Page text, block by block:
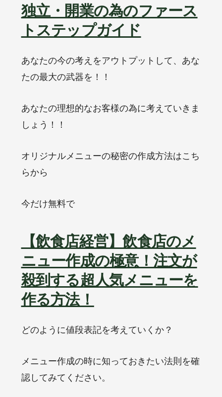
独立・開業の為のファース
トステップガイド
あなたの今の考えをアウトプットして、あな
たの最大の武器を！！
あなたの理想的なお客様の為に考えていきま
しょう！！
オリジナルメニューの秘密の作成方法はこち
らから
今だけ無料で
【飲食店経営】飲食店のメ
ニュー作成の極意！注文が
殺到する超人気メニューを
作る方法！
どのように値段表記を考えていくか？
メニュー作成の時に知っておきたい法則を確
認してみてください。